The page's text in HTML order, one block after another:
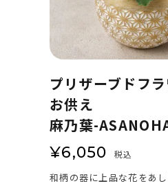
プリザーブドフ
お供え
麻乃葉-
¥6,050 税込
和柄の器に上品な花をあ